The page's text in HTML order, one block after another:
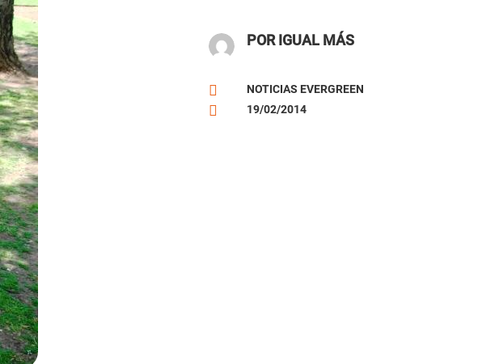
POR IGUAL MÁS
 NOTICIAS EVERGREEN
 19/02/2014